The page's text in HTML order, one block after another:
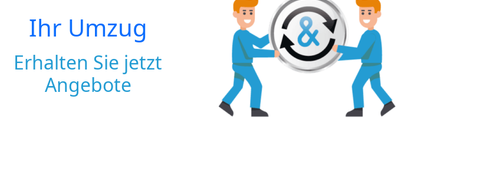
Ihr Umzug
Erhalten Sie jetzt
Angebote